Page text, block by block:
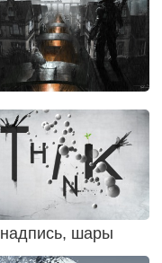
надпись, шары